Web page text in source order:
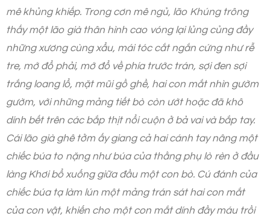
mê khủng khiếp. Trong cơn mê ngủ, lão Khúng trông
thấy một lão già thân hình cao vóng lại lủng củng đầy
những xương cùng xẩu, mái tóc cắt ngắn cứng như rễ
tre, mớ đổ phải, mớ đổ về phía trước trán, sợi đen sợi
trắng loang lổ, mặt mũi gồ ghề, hai con mắt nhìn gườm
gườm, với những mảng tiết bò còn ướt hoặc đã khô
dính bết trên các bắp thịt nổi cuộn ở bả vai và bắp tay.
Cái lão già ghê tởm ấy giang cả hai cánh tay nâng một
chiếc búa to nặng như búa của thằng phụ lò rèn ở đầu
làng Khơi bổ xuống giữa đầu một con bò. Cú đánh của
chiếc búa tạ làm lún một mảng trán sát hai con mắt
của con vật, khiến cho một con mắt dính đầy máu trồi